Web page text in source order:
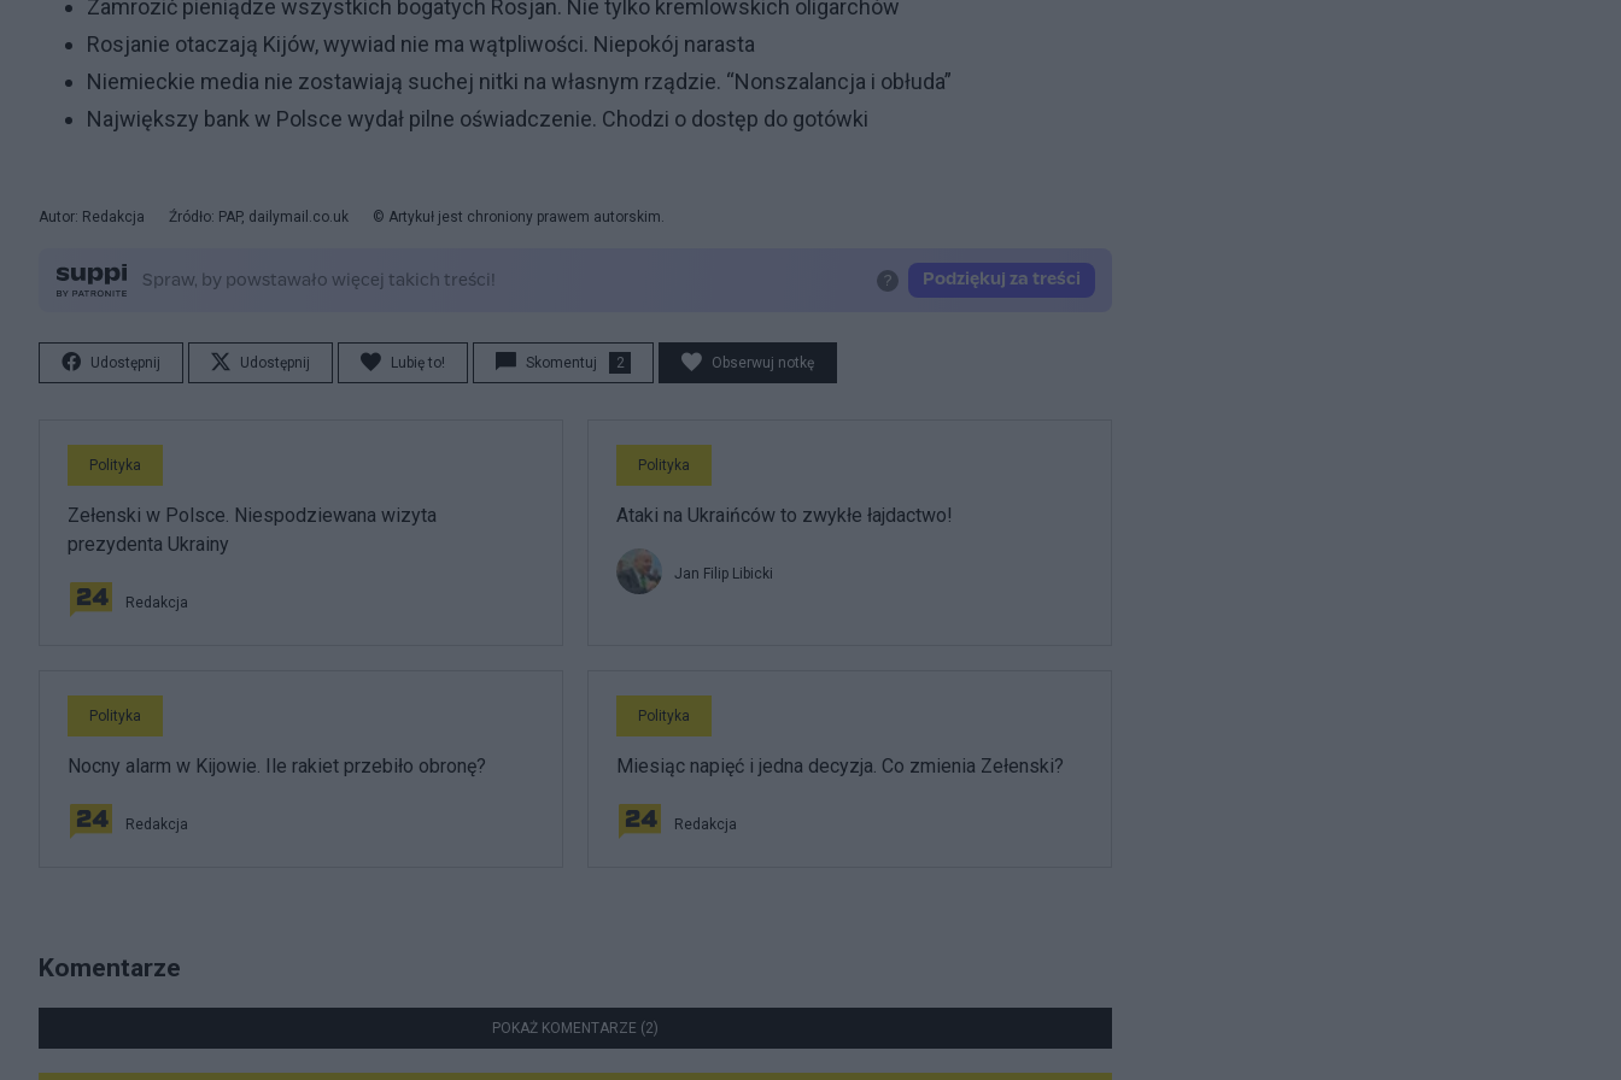
Zamrozić pieniądze wszystkich bogatych Rosjan. Nie tylko kremlowskich oligarchów
Rosjanie otaczają Kijów, wywiad nie ma wątpliwości. Niepokój narasta
Niemieckie media nie zostawiają suchej nitki na własnym rządzie. “Nonszalancja i obłuda”
Największy bank w Polsce wydał pilne oświadczenie. Chodzi o dostęp do gotówki
Autor: Redakcja Źródło: PAP, dailymail.co.uk © Artykuł jest chroniony prawem autorskim.
Udostępnij Udostępnij Lubię to! Skomentuj 2 Obserwuj notkę
Polityka
Zełenski w Polsce. Niespodziewana wizyta
prezydenta Ukrainy
Redakcja
Polityka
Ataki na Ukraińców to zwykłe łajdactwo!
Jan Filip Libicki
Polityka
Nocny alarm w Kijowie. Ile rakiet przebiło obronę?
Redakcja
Polityka
Miesiąc napięć i jedna decyzja. Co zmienia Zełenski?
Redakcja
Komentarze
POKAŻ KOMENTARZE (2)